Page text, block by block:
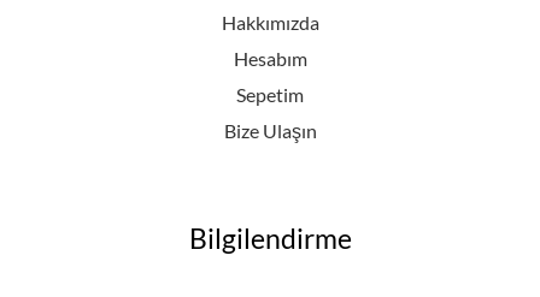
Hakkımızda
Hesabım
Sepetim
Bize Ulaşın
Bilgilendirme